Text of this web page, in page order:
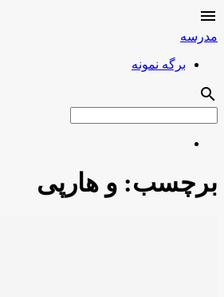

مدرسه
برگه نمونه
search
برچسب: و هارپی